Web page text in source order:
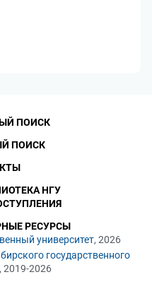
университет, 2026
государственного
, 2019-2026
ПОИСК
ПОИСК
НГУ
РЕСУРСЫ